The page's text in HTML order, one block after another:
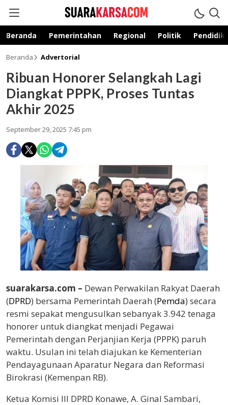
suarakarsa.com
Informasi terpercaya
Beranda Pemerintahan Regional Politik
Beranda Advertorial
Ribuan Honorer Selangkah Lagi
Diangkat PPPK, Proses Tuntas
Akhir 2025
September 29, 2025 7:45 pm
suarakarsa.com – Dewan Perwakilan Rakyat Daerah
(DPRD) bersama Pemerintah Daerah (Pemda) secara
resmi sepakat mengusulkan sebanyak 3.942 tenaga
honorer untuk diangkat menjadi Pegawai
Pemerintah dengan Perjanjian Kerja (PPPK) paruh
waktu. Usulan ini telah diajukan ke Kementerian
Pendayagunaan Aparatur Negara dan Reformasi
Birokrasi (Kemenpan RB).
Ketua Komisi III DPRD Konawe, A. Ginal Sambari,